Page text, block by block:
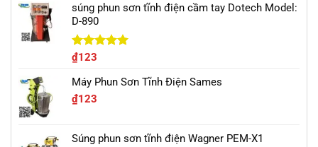
súng phun sơn tĩnh điện cầm tay Dotech Model:
D-890
Được xếp
5 sao
₫123
Máy Phun Sơn Tĩnh Điện Sames
₫123
Súng phun sơn tĩnh điện Wagner PEM-X1